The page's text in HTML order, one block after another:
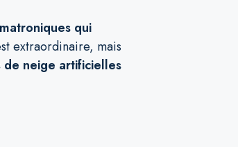
qui
extraordinaire, mais
de neige artificielles